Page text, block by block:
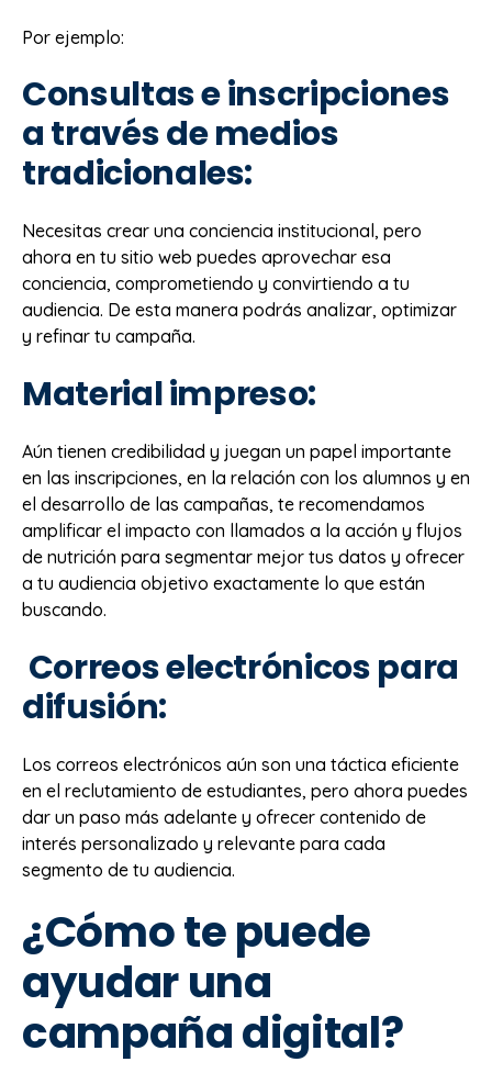
Por ejemplo:
Consultas e inscripciones
a través de medios
tradicionales:
Necesitas crear una conciencia institucional, pero
ahora en tu sitio web puedes aprovechar esa
conciencia, comprometiendo y convirtiendo a tu
audiencia. De esta manera podrás analizar, optimizar
y refinar tu campaña.
Material impreso:
Aún tienen credibilidad y juegan un papel importante
en las inscripciones, en la relación con los alumnos y en
el desarrollo de las campañas, te recomendamos
amplificar el impacto con llamados a la acción y flujos
de nutrición para segmentar mejor tus datos y ofrecer
a tu audiencia objetivo exactamente lo que están
buscando.
Correos electrónicos para
difusión:
Los correos electrónicos aún son una táctica eficiente
en el reclutamiento de estudiantes, pero ahora puedes
dar un paso más adelante y ofrecer contenido de
interés personalizado y relevante para cada
segmento de tu audiencia.
¿Cómo te puede
ayudar una
campaña digital?